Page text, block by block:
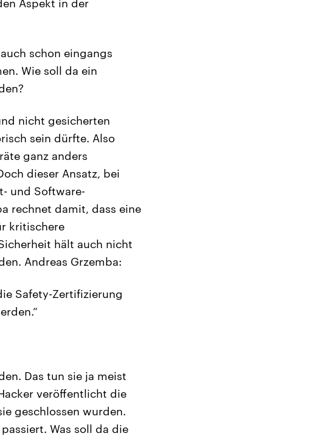
Aspekt in der
schon eingangs
Wie soll da ein
nicht gesicherten
sein dürfte. Also
ganz anders
dieser Ansatz, bei
und Software-
rechnet damit, dass eine
kritischere
hält auch nicht
Andreas Grzemba:
Safety-Zertifizierung
Das tun sie ja meist
veröffentlicht die
geschlossen wurden.
Was soll da die